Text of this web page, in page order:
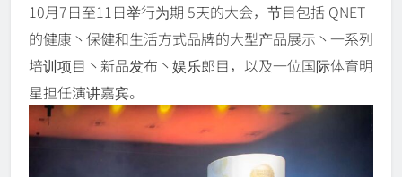
10月7日至11日举行为期 5天的大会，节目包括 QNET
的健康丶保健和生活方式品牌的大型产品展示丶一系列
培训项目丶新品发布丶娱乐郎目，以及一位国际体育明
星担任演讲嘉宾。